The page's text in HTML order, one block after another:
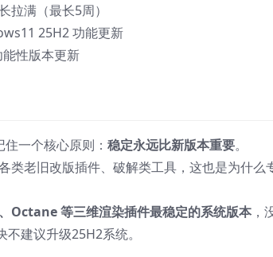
满（最长5周）
25H2 功能更新
性版本更新
一个核心原则： 稳定永远比新版本重要。
老旧改版插件、破解类工具，这也是为什么
Octane 等三维渲染插件最稳定的系统版本，
建议升级25H2系统。